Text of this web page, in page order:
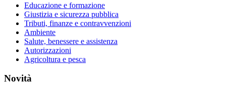
Educazione e formazione
Giustizia e sicurezza pubblica
Tributi, finanze e contravvenzioni
Ambiente
Salute, benessere e assistenza
Autorizzazioni
Agricoltura e pesca
Novità